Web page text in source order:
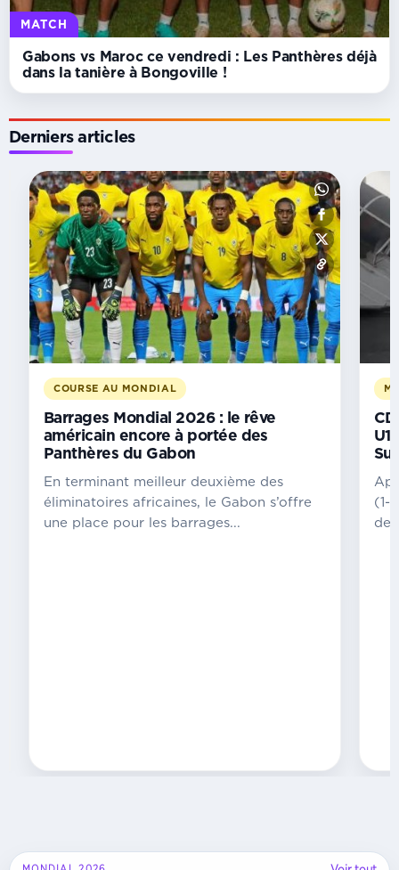
MATCH
Gabons vs Maroc ce vendredi : Les Panthères déjà
dans la tanière à Bongoville !
Derniers articles
POLÉMIQUE
Primes
des
Panthères :
entre
malentendus
et
besoin
de
clarté
Depuis
plusieurs
jours,
des
informations
circulent
autour
COURSE AU MONDIAL
Barrages Mondial 2026 : le rêve
américain encore à portée des
Panthères du Gabon
En terminant meilleur deuxième des
éliminatoires africaines, le Gabon s’offre
une place pour les barrages...
(1-
de